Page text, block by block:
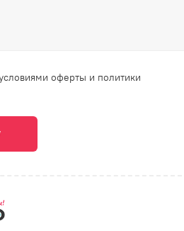
оферты и политики